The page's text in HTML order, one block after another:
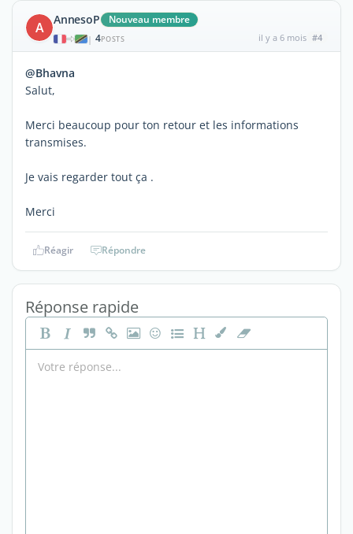
A AnnesoP Nouveau membre
| 4POSTS il y a 6 mois #4
@Bhavna
Salut,
Merci beaucoup pour ton retour et les informations
transmises.
Je vais regarder tout ça .
Merci
Réagir Répondre
Réponse rapide